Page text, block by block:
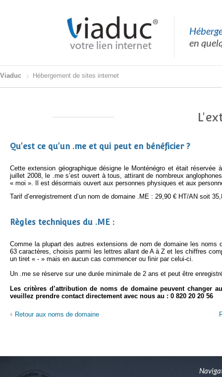
en
Viaduc Hébergement de sites internet
Qu'est ce qu'un .me et qui peut en bénéficier ?
Cette extension géographique désigne le Monténégro et était
juillet 2008, le .me s’est ouvert à tous, attirant de nombreux
« moi ». Il est désormais ouvert aux personnes physiques et aux
Tarif d’enregistrement d’un nom de domaine .ME : 29,90 € HT/AN soit
Règles techniques du .ME :
Comme la plupart des autres extensions de nom de domaine les
63 caractères, choisis parmi les lettres allant de A à Z et les chiffres
un tiret « - » mais en aucun cas commencer ou finir par celui-ci.
Un .me se réserve sur une durée minimale de 2 ans et peut être
Les critères d’attribution de noms de domaine peuvent changer
veuillez prendre contact directement avec nous au : 0 820 20 20 56
Retour aux noms de domaine